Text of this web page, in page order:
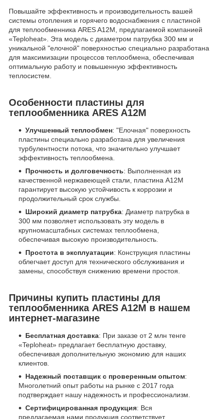
Повышайте эффективность и производительность вашей
системы отопления и горячего водоснабжения с пластиной
для теплообменника ARES A12M, предлагаемой компанией
«Teploheat». Эта модель с диаметром патрубка 300 мм и
уникальной "елочной" поверхностью специально разработана
для максимизации процессов теплообмена, обеспечивая
оптимальную работу и повышенную эффективность
теплосистем.
Особенности пластины для
теплообменника ARES A12M
Улучшенный теплообмен: "Елочная" поверхность
пластины специально разработана для увеличения
турбулентности потока, что значительно улучшает
эффективность теплообмена.
Прочность и долговечность: Выполненная из
качественной нержавеющей стали, пластина A12M
гарантирует высокую устойчивость к коррозии и
продолжительный срок службы.
Широкий диаметр патрубка: Диаметр патрубка в
300 мм позволяет использовать эту модель в
крупномасштабных системах теплообмена,
обеспечивая высокую производительность.
Простота в эксплуатации: Конструкция пластины
облегчает доступ для технического обслуживания и
замены, способствуя снижению времени простоя.
Причины купить пластины для
теплообменника ARES A12M в нашем
интернет-магазине
Бесплатная доставка: При заказе от 2 млн тенге
«Teploheat» предлагает бесплатную доставку,
обеспечивая дополнительную экономию для наших
клиентов.
Надежный поставщик с проверенным опытом:
Многолетний опыт работы на рынке с 2017 года
подтверждает нашу надежность и профессионализм.
Сертифицированная продукция: Вся
предлагаемая нами продукция соответствует